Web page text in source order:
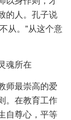
的人。孔子说
从。”从这个意
魂所在
最崇高的爱
。在教育工作
自尊心，平等